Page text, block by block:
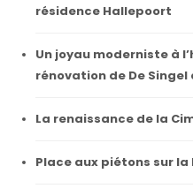
résidence Hallepoort
Un joyau moderniste à
rénovation de De Singel
La renaissance de la
Place aux piétons sur